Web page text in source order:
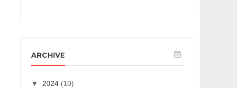
ARCHIVE
▼ 2024 (10)